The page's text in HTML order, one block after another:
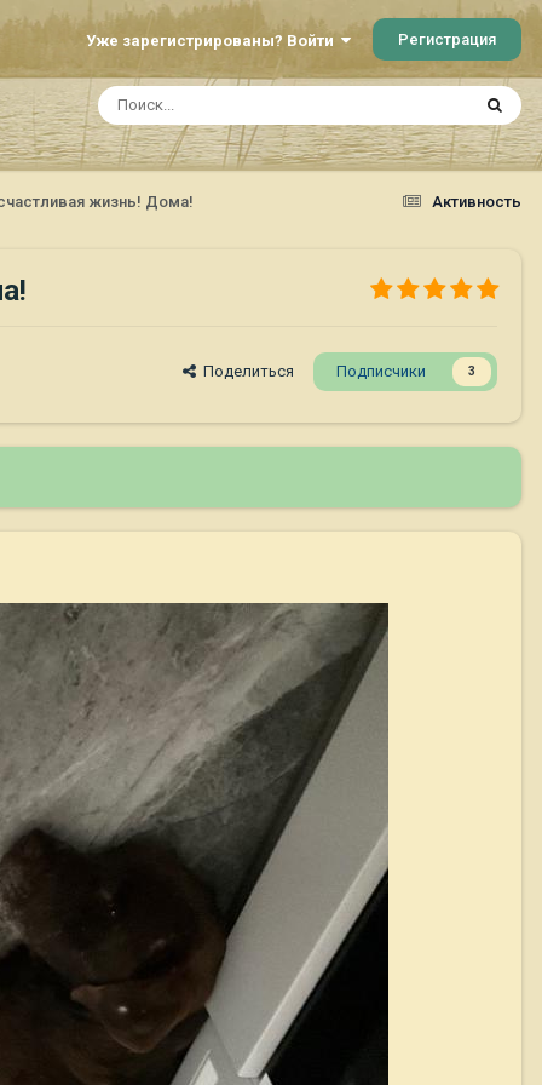
Уже зарегистрированы? Войти Регистрация
Активность
жизнь! Дома!
Поделиться Подписчики 3